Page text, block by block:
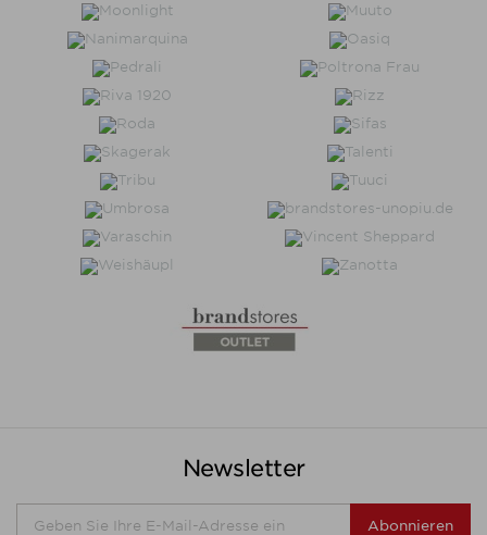
Newsletter
Abonnieren